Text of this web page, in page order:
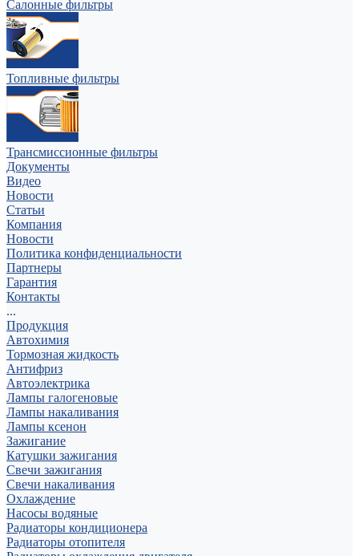
Салонные фильтры
Топливные фильтры
Трансмиссионные фильтры
Документы
Видео
Новости
Статьи
Компания
Новости
Политика конфиденциальности
Партнеры
Гарантия
Контакты
...
Продукция
Автохимия
Тормозная жидкость
Антифриз
Автоэлектрика
Лампы галогеновые
Лампы накаливания
Лампы ксенон
Зажигание
Катушки зажигания
Свечи зажигания
Свечи накаливания
Охлаждение
Насосы водяные
Радиаторы кондиционера
Радиаторы отопителя